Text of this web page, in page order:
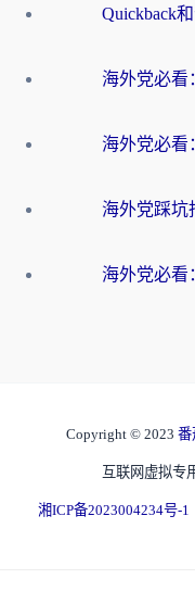
Copyright © 2023 番
互联网虚拟专
湘ICP备2023004234号-1